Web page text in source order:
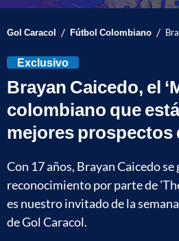
Gol Caracol / Fútbol Colombiano /
Exclusivo
Brayan Caicedo, el
colombiano que
mejores prospectos
Con 17 años, Brayan Caicedo
reconocimiento por parte de
es nuestro invitado de la
de Gol Caracol.